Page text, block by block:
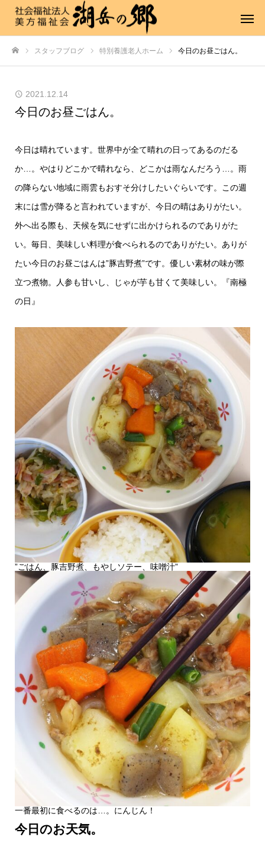
スタッフブログ 特別養護老人ホーム 今日のお昼ごはん。
2021.12.14
今日のお昼ごはん。
今日は晴れています。世界中が全て晴れの日ってあるのだる
か…。やはりどこかで晴れなら、どこかは雨なんだろう…。雨
の降らない地域に雨雲もおすそ分けしたいぐらいです。この週
末には雪が降ると言われていますが、今日の晴はありがたい。
外へ出る際も、天候を気にせずに出かけられるのでありがた
い。毎日、美味しい料理が食べられるのでありがたい。ありが
たい今日のお昼ごはんは”豚吉野煮”です。優しい素材の味が際
立つ煮物。人参も甘いし、じゃが芋も甘くて美味しい。『南極
の日』
”ごはん、豚吉野煮、もやしソテー、味噌汁”
一番最初に食べるのは…。にんじん！
今日のお天気。